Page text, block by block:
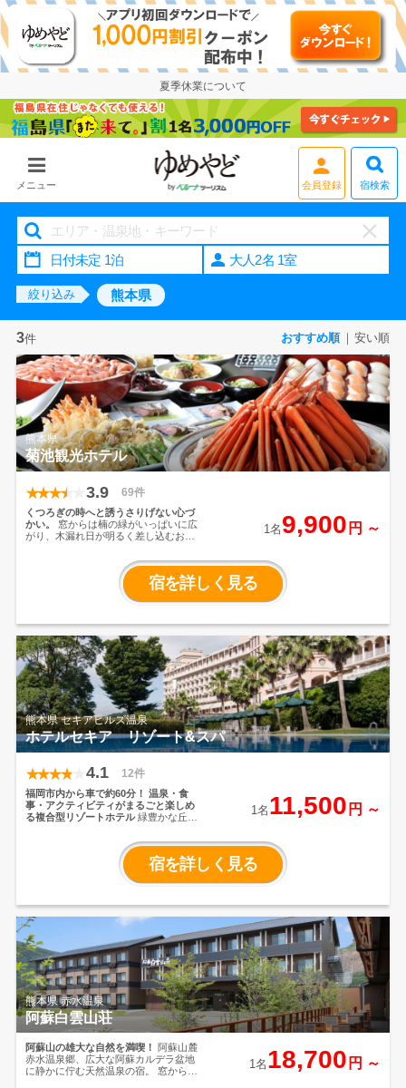
夏季休業について
メニュー 会員登録 宿検索
大人2名 1室
絞り込み 熊本県
3件 おすすめ順 安い順
熊本県
菊池観光ホテル
3.9 69件
くつろぎの時へと誘うさりげない心づ
かい。
窓からは楠の緑がいっぱいに広
がり、木漏れ日が明るく差し込むお部
思い出をより素敵に演出いたします。
1名 9,900 円 ～
宿を詳しく見る
熊本県 セキアヒルズ温泉
ホテルセキア リゾート&スパ
4.1 12件
福岡市内から車で約60分！ 温泉・食
事・アクティビティがまるごと楽しめ
る複合型リゾートホテル緑豊かな丘の
佇まいが一際目を引くホテル。眼前に
広がる緑の眺望がリゾート感覚溢れる
別世界へと誘います。 グルメやアクテ
ィビティ・ボウリング・フィットネ
ス・温泉など家族みんなで楽しめる要
1名 11,500 円 ～
宿を詳しく見る
熊本県 赤水温泉
阿蘇白雲山荘
阿蘇山の雄大な自然を満喫！
阿蘇山麓
赤水温泉郷、広大な阿蘇カルデラ盆地
に静かに佇む天然温泉の宿。
窓からは
1名 18,700 円 ～